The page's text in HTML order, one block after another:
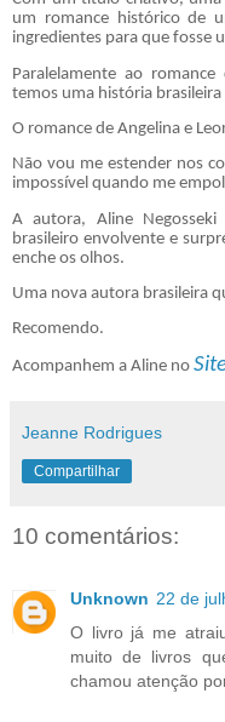
um romance histórico de
ingredientes para que fosse
Paralelamente ao
temos uma história
O romance de Angelina e
Não vou me estender nos
impossível quando me
A autora, Aline
brasileiro envolvente e
enche os olhos.
Uma nova autora brasileira
Recomendo.
Acompanhem a Aline no
Jeanne Rodrigues
Compartilhar
10 comentários:
Unknown 22 de
O livro já me
muito de livros
chamou atenção